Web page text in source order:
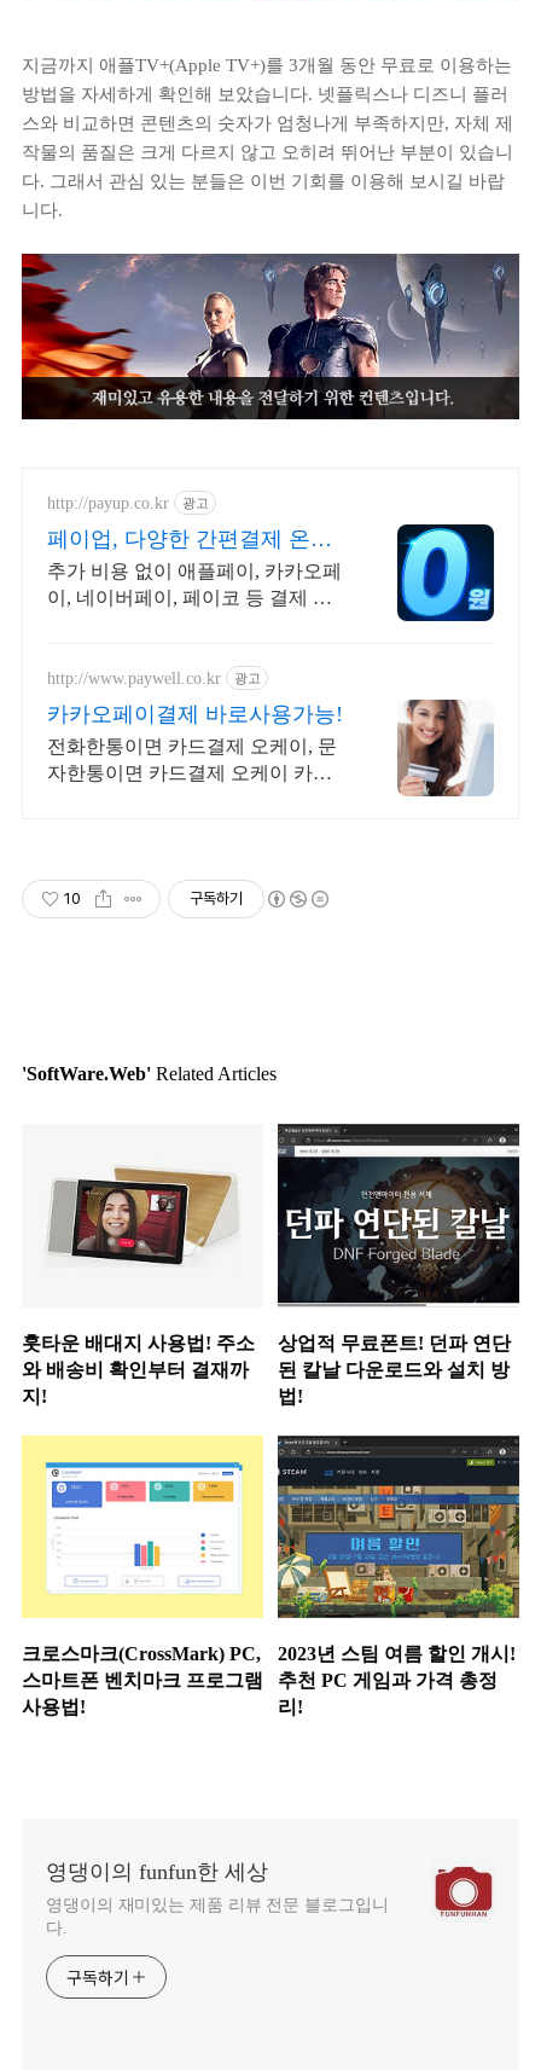
지금까지 애플TV+(Apple TV+)를 3개월 동안 무료로 이용하는
방법을 자세하게 확인해 보았습니다. 넷플릭스나 디즈니 플러
스와 비교하면 콘텐츠의 숫자가 엄청나게 부족하지만, 자체 제
작물의 품질은 크게 다르지 않고 오히려 뛰어난 부분이 있습니
다. 그래서 관심 있는 분들은 이번 기회를 이용해 보시길 바랍
니다.
http://payup.co.kr 광고
페이업, 다양한 간편결제 온오
프라인 즉시 결제 지원
추가 비용 없이 애플페이, 카카오페
이, 네이버페이, 페이코 등 결제 서
http://www.paywell.co.kr 광고
카카오페이결제 바로사용가능!
전화한통이면 카드결제 오케이, 문
자한통이면 카드결제 오케이 카카
10 구독하기
'SoftWare.Web' Related Articles
훗타운 배대지 사용법! 주소
와 배송비 확인부터 결재까
지!
상업적 무료폰트! 던파 연단
된 칼날 다운로드와 설치 방
법!
크로스마크(CrossMark) PC,
스마트폰 벤치마크 프로그램
사용법!
2023년 스팀 여름 할인 개시!
추천 PC 게임과 가격 총정
리!
영댕이의 funfun한 세상
영댕이의 재미있는 제품 리뷰 전문 블로그입니
다.
구독하기